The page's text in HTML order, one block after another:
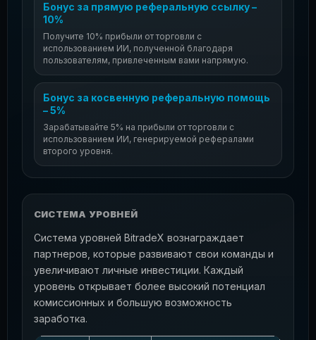
Бонус за прямую реферальную ссылку –
10%
Получите 10% прибыли от торговли с
использованием ИИ, полученной благодаря
пользователям, привлеченным вами напрямую.
Бонус за косвенную реферальную помощь
– 5%
Зарабатывайте 5% на прибыли от торговли с
использованием ИИ, генерируемой рефералами
второго уровня.
СИСТЕМА УРОВНЕЙ
Система уровней BitradeX вознаграждает
партнеров, которые развивают свои команды и
увеличивают личные инвестиции. Каждый
уровень открывает более высокий потенциал
комиссионных и большую возможность
заработка.